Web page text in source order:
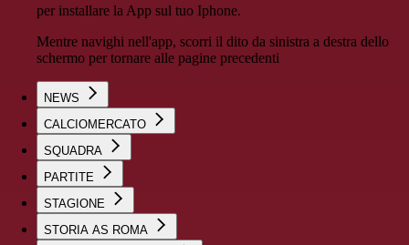
per installare la App sul tuo Iphone.
Mentre navighi nell'app, scorri il dito da sinistra a destra dello
schermo per tornare alle pagine precedenti
NEWS
CALCIOMERCATO
SQUADRA
PARTITE
STAGIONE
STORIA AS ROMA